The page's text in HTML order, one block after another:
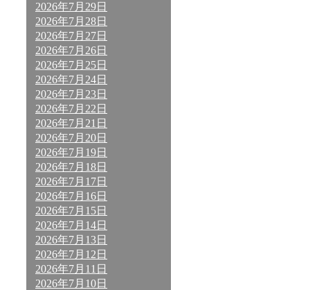
2026年7月29日
2026年7月28日
2026年7月27日
2026年7月26日
2026年7月25日
2026年7月24日
2026年7月23日
2026年7月22日
2026年7月21日
2026年7月20日
2026年7月19日
2026年7月18日
2026年7月17日
2026年7月16日
2026年7月15日
2026年7月14日
2026年7月13日
2026年7月12日
2026年7月11日
2026年7月10日